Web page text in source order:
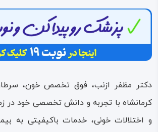
دکتر مظفر ازنب، فوق تخصص خون،
کرمانشاه با تجربه و دانش تخصصی خود در
و اختلالات خونی، خدمات باکیفیتی به